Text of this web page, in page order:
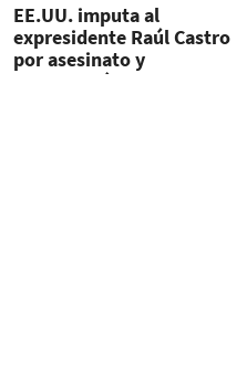
EE.UU. imputa al
expresidente Raúl Castro
por asesinato y
conspiración para matar